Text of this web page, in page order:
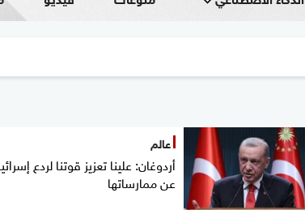
عالم
أردوغان: علينا تعزيز قوتنا لردع
عن ممارساتها